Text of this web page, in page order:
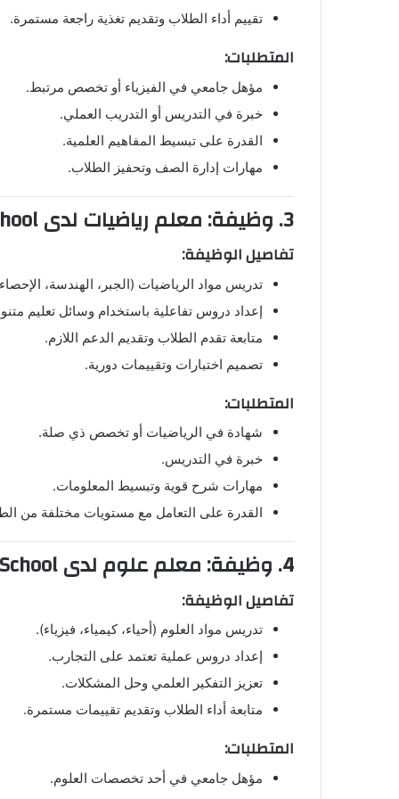
تقييم أداء الطلاب وتقديم تغذية راجعة مستمرة.
المتطلبات:
مؤهل جامعي في الفيزياء أو تخصص مرتبط.
خبرة في التدريس أو التدريب العملي.
القدرة على تبسيط المفاهيم العلمية.
مهارات إدارة الصف وتحفيز الطلاب.
3. وظيفة: معلم رياضيات لدى Hamdan Bin Zayed School
تفاصيل الوظيفة:
تدريس مواد الرياضيات (الجبر، الهندسة،
إعداد دروس تفاعلية باستخدام وسائل تعليم
متابعة تقدم الطلاب وتقديم الدعم اللازم.
تصميم اختبارات وتقييمات دورية.
المتطلبات:
شهادة في الرياضيات أو تخصص ذي صلة.
خبرة في التدريس.
مهارات شرح قوية وتبسيط المعلومات.
القدرة على التعامل مع مستويات مختلفة من
4. وظيفة: معلم علوم لدى Hamdan Bin Zayed School
تفاصيل الوظيفة:
تدريس مواد العلوم (أحياء، كيمياء، فيزياء).
إعداد دروس عملية تعتمد على التجارب.
تعزيز التفكير العلمي وحل المشكلات.
متابعة أداء الطلاب وتقديم تقييمات مستمرة.
المتطلبات:
مؤهل جامعي في أحد تخصصات العلوم.